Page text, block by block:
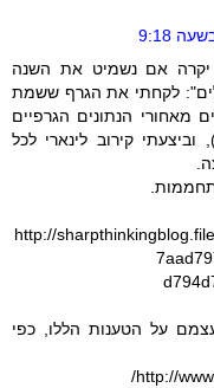
אם נשמיט את השנה
לקחתי את הגרף ששמת
הנתונים הגרפיים
קירוב לינארי לכל
http://
על הטענות הללו, כפי
http://